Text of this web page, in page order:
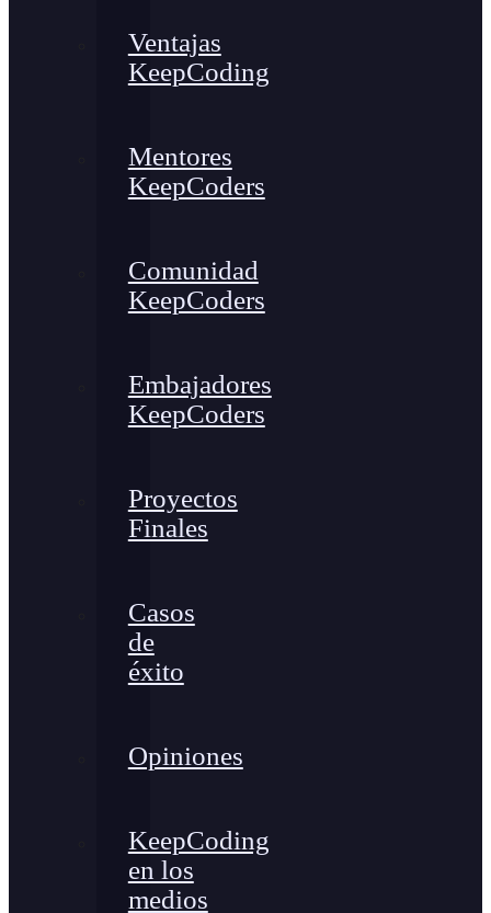
Ventajas
KeepCoding
Mentores
KeepCoders
Comunidad
KeepCoders
Embajadores
KeepCoders
Proyectos
Finales
Casos
de
éxito
Opiniones
KeepCoding
en los
medios